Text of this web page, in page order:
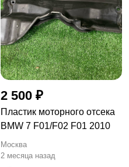
2 500 ₽
Пластик моторного отсека
BMW 7 F01/F02 F01 2010
Москва
2 месяца назад